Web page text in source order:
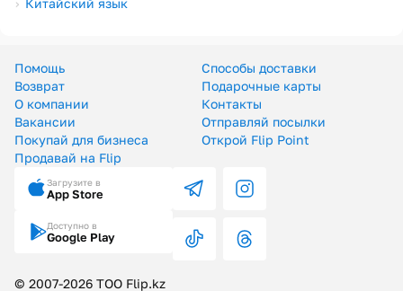
Китайский язык
Помощь
Способы доставки
Возврат
Подарочные карты
О компании
Контакты
Вакансии
Отправляй посылки
Покупай для бизнеса
Открой Flip Point
Продавай на Flip
Загрузите в
App Store
Доступно в
Google Play
© 2007-2026 ТОО Flip.kz